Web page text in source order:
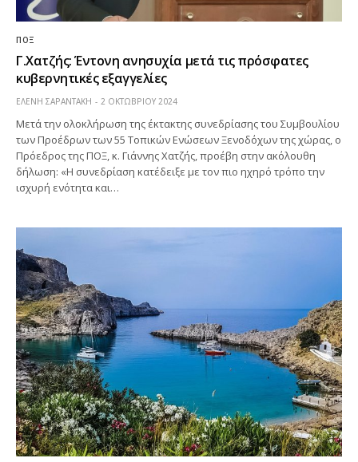
ΠΟΞ
Γ.Χατζής: Έντονη ανησυχία μετά τις πρόσφατες
κυβερνητικές εξαγγελίες
ΕΛΕΝΗ ΣΑΡΑΝΤΑΚΗ 2 ΟΚΤΩΒΡΊΟΥ 2024
Μετά την ολοκλήρωση της έκτακτης συνεδρίασης του Συμβουλίου
των Προέδρων των 55 Τοπικών Ενώσεων Ξενοδόχων της χώρας, ο
Πρόεδρος της ΠΟΞ, κ. Γιάννης Χατζής, προέβη στην ακόλουθη
δήλωση: «Η συνεδρίαση κατέδειξε με τον πιο ηχηρό τρόπο την
ισχυρή ενότητα και…